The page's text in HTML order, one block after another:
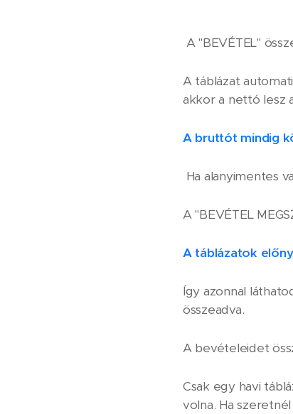
A "BEVÉTEL"
A táblázat
akkor a nettó lesz
A bruttót mindig
Ha alanyimentes
A "BEVÉTEL
A táblázatok
Így azonnal
összeadva.
A bevételeidet
Csak egy havi
volna. Ha